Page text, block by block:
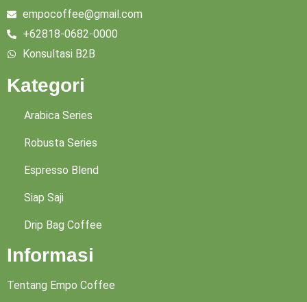
empocoffee@gmail.com
+62818-0682-0000
Konsultasi B2B
Kategori
Arabica Series
Robusta Series
Espresso Blend
Siap Saji
Drip Bag Coffee
Informasi
Tentang Empo Coffee